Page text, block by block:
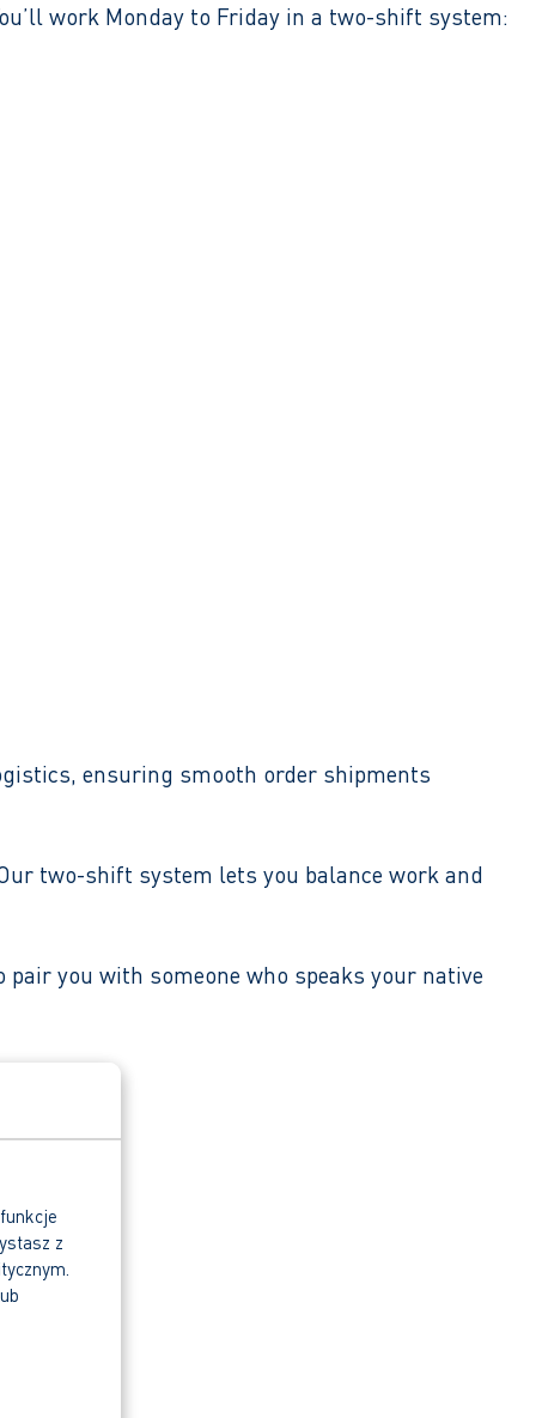
z
work Monday to Friday in a two-shift system:
ensuring smooth order shipments
two-shift system lets you balance work and
you with someone who speaks your native